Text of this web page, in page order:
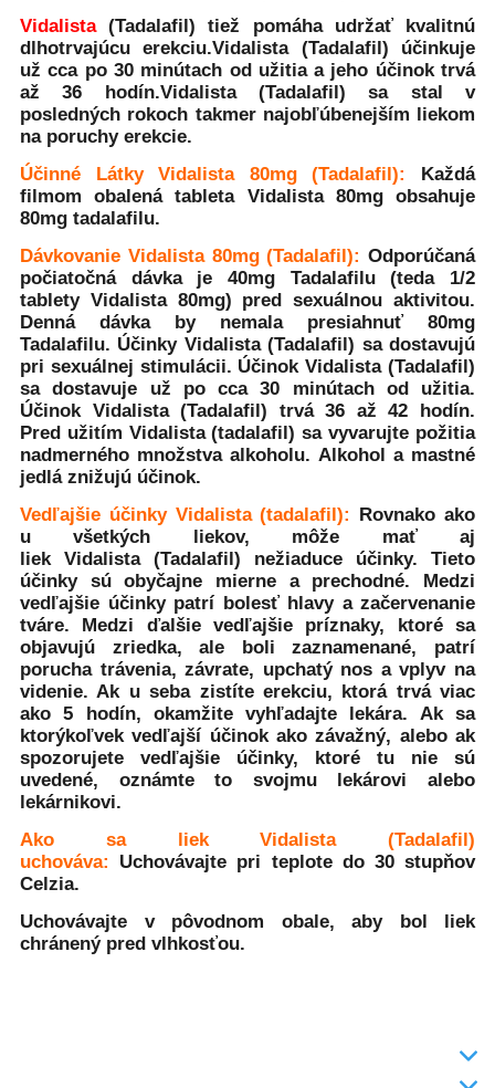
Vidalista(Tadalafil) tiež pomáha udržať kvalitnú
dlhotrvajúcu erekciu.Vidalista (Tadalafil) účinkuje
už cca po 30 minútach od užitia a jeho účinok trvá
až 36 hodín.Vidalista (Tadalafil) sa stal v
posledných rokoch takmer najobľúbenejším liekom
na poruchy erekcie.
Účinné Látky Vidalista 80mg (Tadalafil):
Každá
filmom obalená tableta Vidalista 80mg obsahuje
80mg tadalafilu.
Dávkovanie Vidalista 80mg (Tadalafil): Odporúčaná
počiatočná dávka je 40mg Tadalafilu (teda 1/2
tablety Vidalista 80mg) pred sexuálnou aktivitou.
Denná dávka by nemala presiahnuť 80mg
Tadalafilu. Účinky Vidalista (Tadalafil) sa dostavujú
pri sexuálnej stimulácii. Účinok Vidalista (Tadalafil)
sa dostavuje už po cca 30 minútach od užitia.
Účinok Vidalista (Tadalafil) trvá 36 až 42 hodín.
Pred užitím Vidalista (tadalafil) sa vyvarujte požitia
nadmerného množstva alkoholu. Alkohol a mastné
jedlá znižujú účinok.
Vedľajšie účinky Vidalista (tadalafil): Rovnako ako
u všetkých liekov, môže mať aj
liek Vidalista (Tadalafil) nežiaduce účinky. Tieto
účinky sú obyčajne mierne a prechodné. Medzi
vedľajšie účinky patrí bolesť hlavy a začervenanie
tváre. Medzi ďalšie vedľajšie príznaky, ktoré sa
objavujú zriedka, ale boli zaznamenané, patrí
porucha trávenia, závrate, upchatý nos a vplyv na
videnie. Ak u seba zistíte erekciu, ktorá trvá viac
ako 5 hodín, okamžite vyhľadajte lekára. Ak sa
ktorýkoľvek vedľajší účinok ako závažný, alebo ak
spozorujete vedľajšie účinky, ktoré tu nie sú
uvedené, oznámte to svojmu lekárovi alebo
lekárnikovi.
Ako sa liek Vidalista (Tadalafil)
uchováva:
Uchovávajte pri teplote do 30 stupňov
Celzia.
Uchovávajte v pôvodnom obale, aby bol liek
chránený pred vlhkosťou.